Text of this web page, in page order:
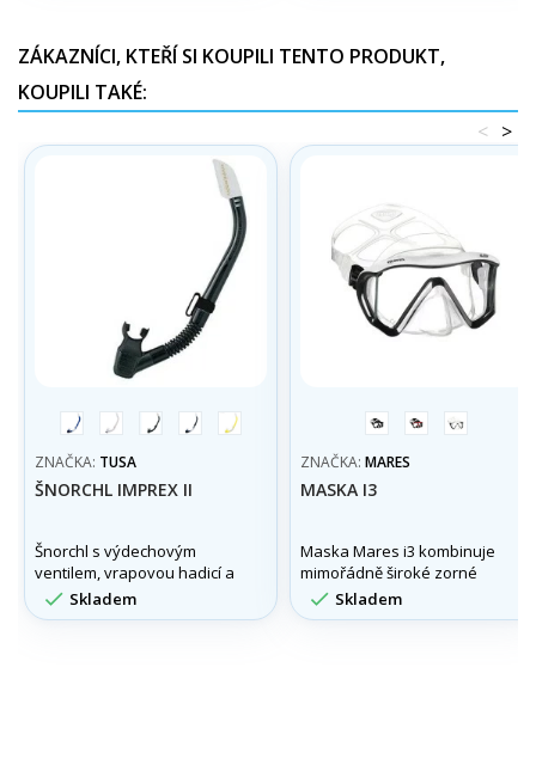
ZÁKAZNÍCI, KTEŘÍ SI KOUPILI TENTO PRODUKT,
KOUPILI TAKÉ:
>
<
modrátransparentní
černá-černá-žlutá
ZNAČKA: TUSA
ŠNORCHL IMPREX II
Šnorchl s výdechovým
ventilem, vrapovou hadicí a
vlnolamem.
 Skladem
černá/černá/bílá/
ZNAČKA: MARES
MASKA I3
Maska Mares i3 kombinuje
mimořádně široké zorné
pole s pohodlím díky Tri-
Comfort silikonu,
 Skladem